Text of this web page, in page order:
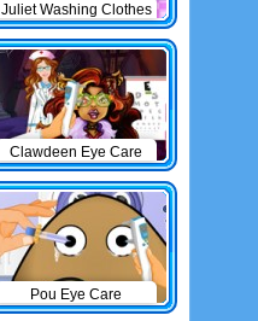
Juliet Washing Clothes
Clawdeen Eye Care
Pou Eye Care